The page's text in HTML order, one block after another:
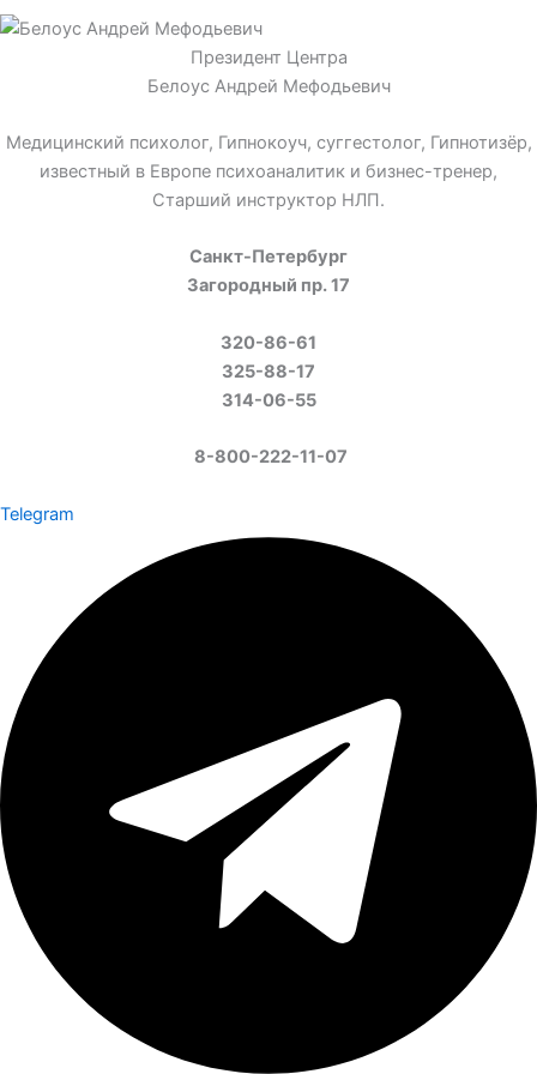
Президент Центра
Белоус Андрей Мефодьевич
Медицинский психолог, Гипнокоуч, суггестолог, Гипнотизёр,
известный в Европе психоаналитик и бизнес-тренер,
Старший инструктор НЛП.
Санкт-Петербург
Загородный пр. 17
320-86-61
325-88-17
314-06-55
8-800-222-11-07
Telegram